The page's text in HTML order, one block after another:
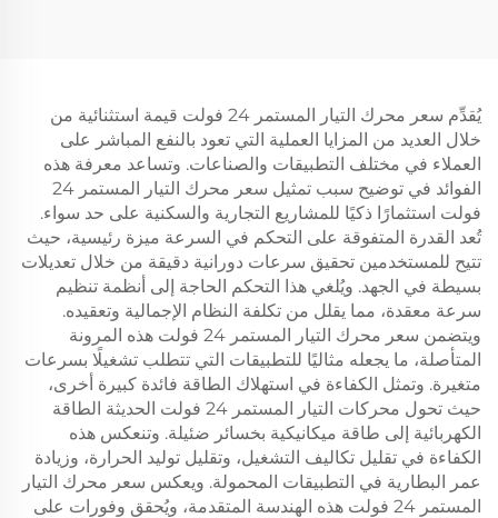
يُقدِّم سعر محرك التيار المستمر 24 فولت قيمة استثنائية من
خلال العديد من المزايا العملية التي تعود بالنفع المباشر على
العملاء في مختلف التطبيقات والصناعات. وتساعد معرفة هذه
الفوائد في توضيح سبب تمثيل سعر محرك التيار المستمر 24
فولت استثمارًا ذكيًا للمشاريع التجارية والسكنية على حد سواء.
تُعد القدرة المتفوقة على التحكم في السرعة ميزة رئيسية، حيث
تتيح للمستخدمين تحقيق سرعات دورانية دقيقة من خلال تعديلات
بسيطة في الجهد. ويُلغي هذا التحكم الحاجة إلى أنظمة تنظيم
سرعة معقدة، مما يقلل من تكلفة النظام الإجمالية وتعقيده.
ويتضمن سعر محرك التيار المستمر 24 فولت هذه المرونة
المتأصلة، ما يجعله مثاليًا للتطبيقات التي تتطلب تشغيلًا بسرعات
متغيرة. وتمثل الكفاءة في استهلاك الطاقة فائدة كبيرة أخرى،
حيث تحول محركات التيار المستمر 24 فولت الحديثة الطاقة
الكهربائية إلى طاقة ميكانيكية بخسائر ضئيلة. وتنعكس هذه
الكفاءة في تقليل تكاليف التشغيل، وتقليل توليد الحرارة، وزيادة
عمر البطارية في التطبيقات المحمولة. ويعكس سعر محرك التيار
المستمر 24 فولت هذه الهندسة المتقدمة، ويُحقق وفورات على